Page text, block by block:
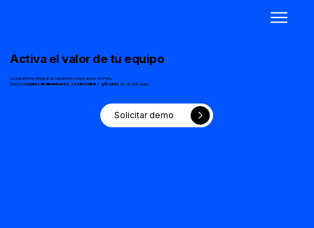
Activa el valor de tu equipo
La plataforma integral de beneficios corporativos en Perú.
Gestionatarjetas de alimentación,combustible y gift cards en un solo lugar.
Solicitar demo